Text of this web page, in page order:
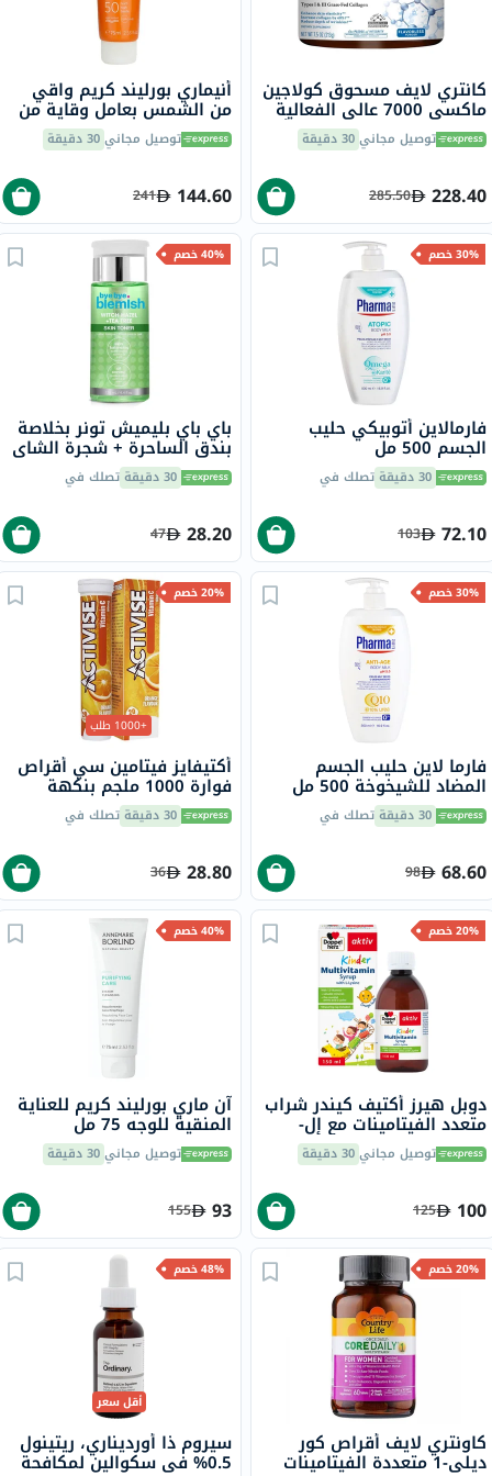
كانتري لايف مسحوق كولاجين
ماكسي 7000 عالي الفعالية
مع فيتامين سي وفيتامين أ
والبيوتين لشد البشرة بدون
توصيل مجاني30 دقيقة
228.40
285.50
أنيماري بورليند كريم واقي
من الشمس بعامل وقاية من
الشمس 50 75 ملتوصيل مجاني30 دقيقة
144.60
241
30% خصم
فارمالاين أتوبيكي حليب
الجسم 500 مل
30 دقيقة تصلك في
72.10
103
40% خصم
باي باي بليميش تونر بخلاصة
بندق الساحرة + شجرة الشاي
لموازنة البشرة 130 مل
30 دقيقة تصلك في
28.20
47
30% خصم
فارما لاين حليب الجسم
المضاد للشيخوخة 500 مل
30 دقيقة تصلك في
68.60
98
20% خصم
+1000 طلب
أكتيفايز فيتامين سي أقراص
فوارة 1000 ملجم بنكهة
البرتقال حزمة من 20
30 دقيقة تصلك في
28.80
36
20% خصم
دوبل هيرز أكتيف كيندر شراب
متعدد الفيتامينات مع إل-
ليسين 150 ملتوصيل مجاني30 دقيقة
100
125
40% خصم
آن ماري بورليند كريم للعناية
المنقية للوجه 75 مل
توصيل مجاني30 دقيقة
93
155
20% خصم
كاونتري لايف أقراص كور
ديلي-1 متعددة الفيتامينات
48% خصم
أقل سعر
سيروم ذا أورديناري، ريتينول
0.5% في سكوالين لمكافحة